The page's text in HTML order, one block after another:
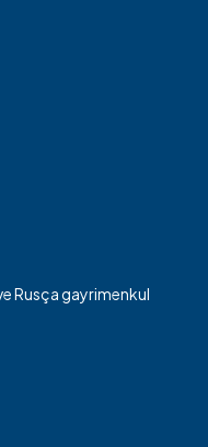
Rusça gayrimenkul